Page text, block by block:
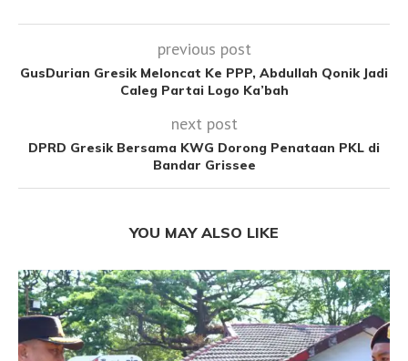
previous post
GusDurian Gresik Meloncat Ke PPP, Abdullah Qonik Jadi
Caleg Partai Logo Ka’bah
next post
DPRD Gresik Bersama KWG Dorong Penataan PKL di
Bandar Grissee
YOU MAY ALSO LIKE